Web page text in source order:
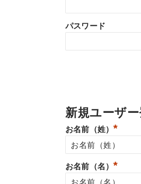
パスワード
新規ユーザ
お名前（姓）*
お名前（名）*